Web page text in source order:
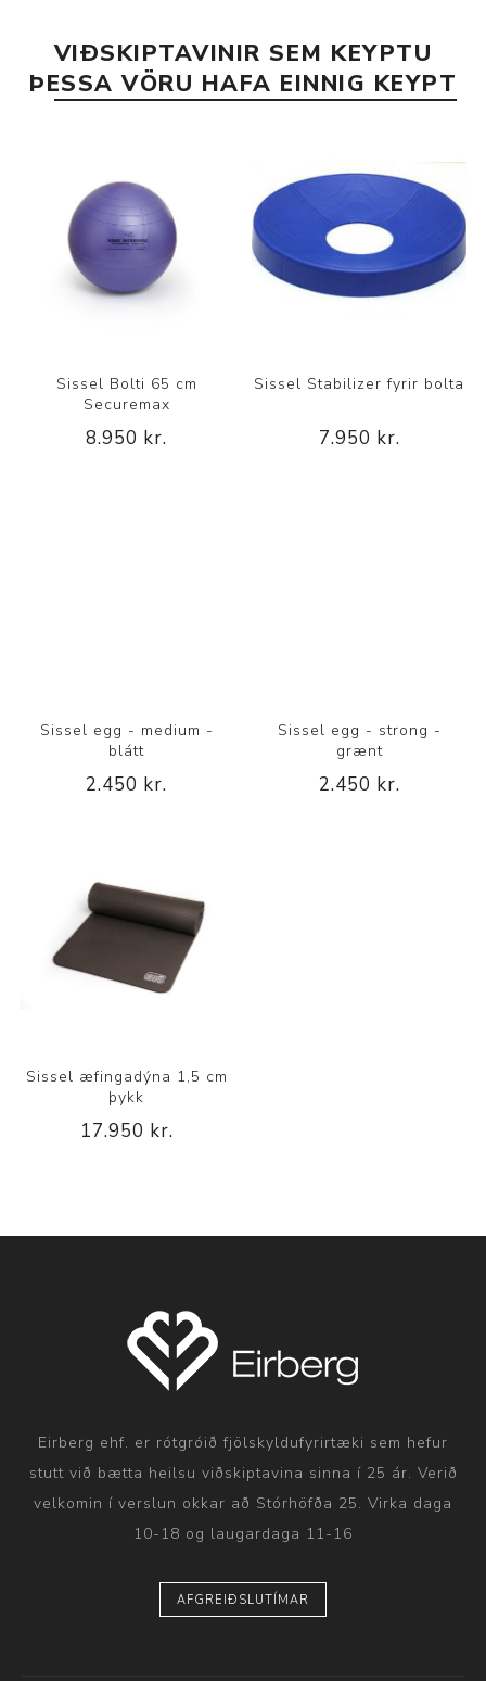
VIÐSKIPTAVINIR SEM KEYPTU
ÞESSA VÖRU HAFA EINNIG KEYPT
Sissel Bolti 65 cm
Securemax
8.950 kr.
Sissel Stabilizer fyrir bolta
7.950 kr.
Sissel egg - medium -
blátt
2.450 kr.
Sissel egg - strong -
grænt
2.450 kr.
Sissel æfingadýna 1,5 cm
þykk
17.950 kr.
Eirberg ehf. er rótgróið fjölskyldufyrirtæki sem hefur
stutt við bætta heilsu viðskiptavina sinna í 25 ár. Verið
velkomin í verslun okkar að Stórhöfða 25. Virka daga
10-18 og laugardaga 11-16
AFGREIÐSLUTÍMAR